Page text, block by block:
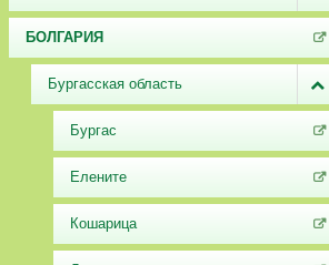
БОЛГАРИЯ
Бургасская область
Бургас
Елените
Кошарица